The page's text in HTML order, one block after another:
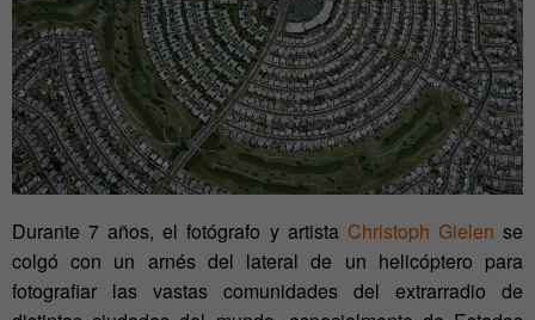
Durante 7 años, el fotógrafo y artista Christoph Gielen se
colgó con un arnés del lateral de un helicóptero para
fotografiar las vastas comunidades del extrarradio de